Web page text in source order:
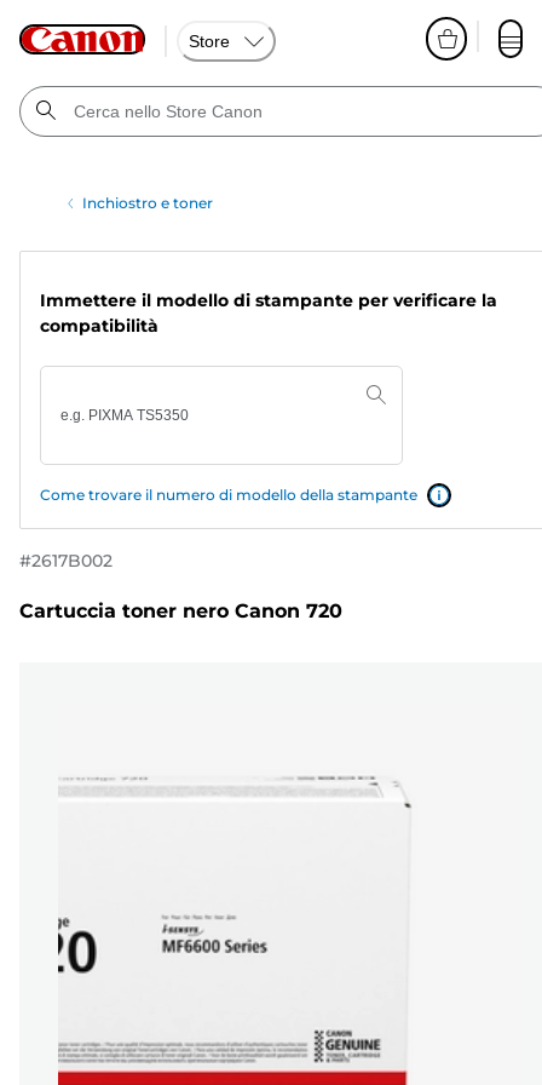
Store
Inchiostro e toner
Immettere il modello di stampante per verificare la
compatibilità
Come trovare il numero di modello della stampante
#2617B002
Cartuccia toner nero Canon 720